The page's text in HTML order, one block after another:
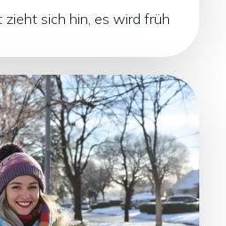
zieht sich hin, es wird früh